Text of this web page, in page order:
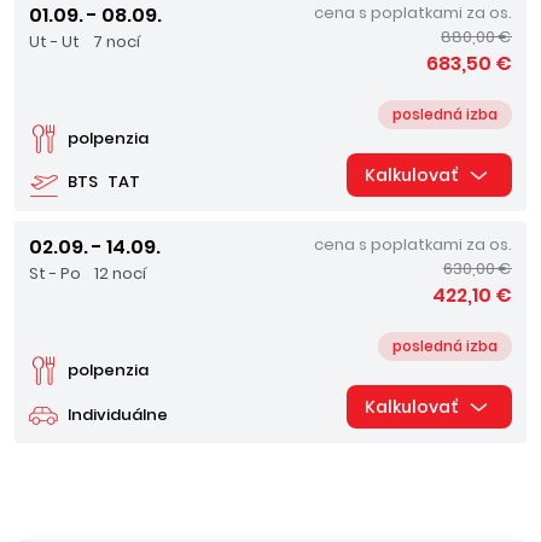
01.09. - 08.09.
Ut - Ut 7 nocí
BTS TAT
polpenzia
posledná izba
cena s poplatkami za os.
880,00 €
683,50 €
Kalkulovať
02.09. - 14.09.
St - Po 12 nocí
Individuálne
polpenzia
posledná izba
cena s poplatkami za os.
630,00 €
422,10 €
Kalkulovať